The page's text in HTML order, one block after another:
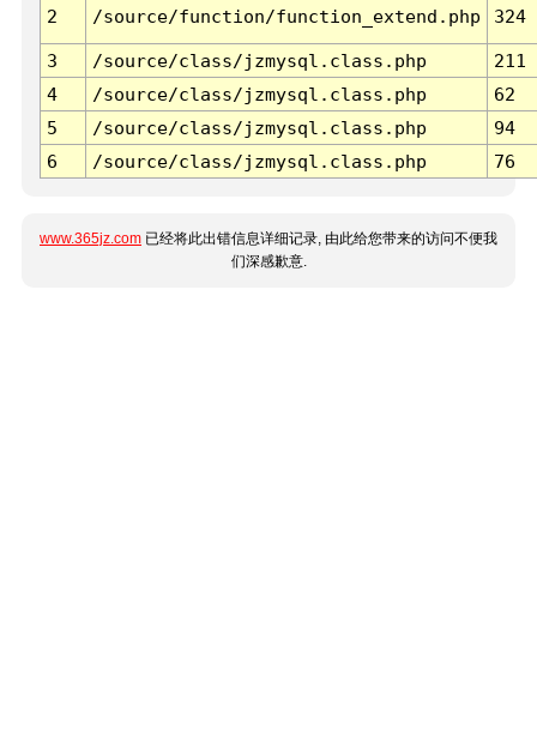
2 /source/function/function_extend.php 324
3 /source/class/jzmysql.class.php
211
4
/source/class/jzmysql.class.php
62
5
/source/class/jzmysql.class.php
94
6
/source/class/jzmysql.class.php 76
www.365jz.com 已经将此出错信息详细记录, 由此给您带来的访问不便我
们深感歉意.